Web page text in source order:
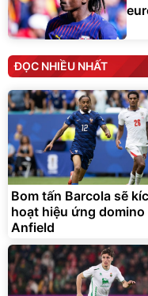
ĐỌC NHIỀU NHẤT
Bom tấn Barcola sẽ
hoạt hiệu ứng domino
Anfield